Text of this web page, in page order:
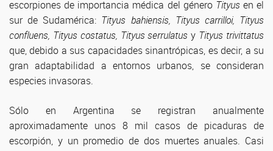
escorpiones de importancia médica del género Tityusen el
sur de Sudamérica: Tityus bahiensis, Tityus carrilloi, Tityus
confluens, Tityus costatus, Tityus serrulatusy Tityus trivittatus
que, debido a sus capacidades sinantrópicas, es decir, a su
gran adaptabilidad a entornos urbanos, se consideran
especies invasoras.
Sólo en Argentina se registran anualmente
aproximadamente unos 8 mil casos de picaduras de
escorpión, y un promedio de dos muertes anuales. Casi